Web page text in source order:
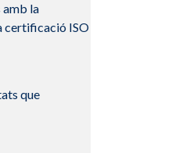
amb la
certificació ISO
que